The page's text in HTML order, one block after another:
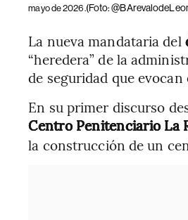
mayo de 2026.(Foto:
La nueva mandataria del
“heredera” de la
de seguridad que
En su primer discurso
Centro Penitenciario La
la construcción de un